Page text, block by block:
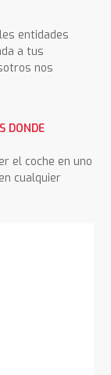
entidades
a tus
nos
DONDE
el coche en uno
cualquier